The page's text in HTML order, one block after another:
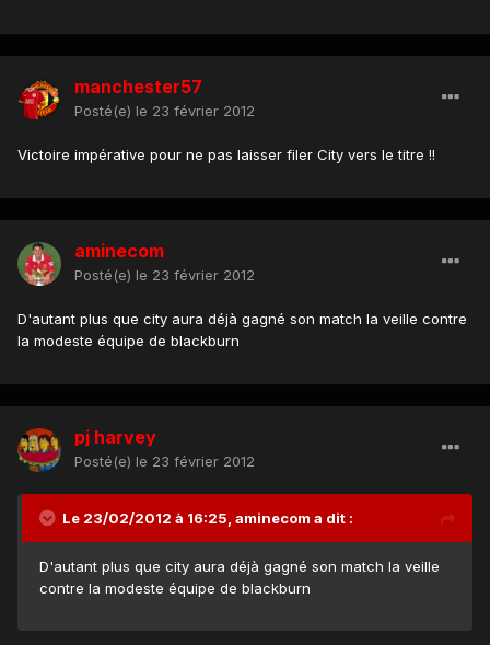
manchester57
Posté(e) le 23 février 2012
Victoire impérative pour ne pas laisser filer City vers le titre !!
aminecom
Posté(e) le 23 février 2012
D'autant plus que city aura déjà gagné son match la veille contre
la modeste équipe de blackburn
pj harvey
Posté(e) le 23 février 2012
Le 23/02/2012 à 16:25, aminecom a dit :
D'autant plus que city aura déjà gagné son match la veille
contre la modeste équipe de blackburn